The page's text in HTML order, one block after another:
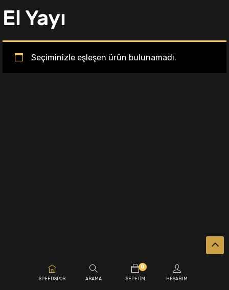
El Yayı
Seçiminizle eşleşen ürün bulunamadı.
SPEEDSPOR ARAMA
0
SEPETIM HESABIM